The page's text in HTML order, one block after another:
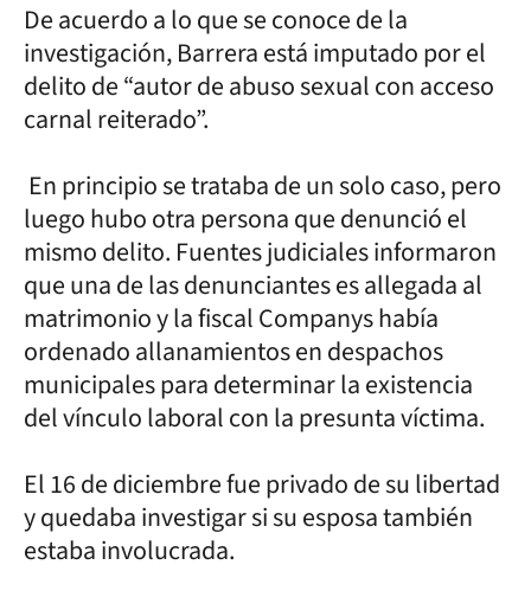
De acuerdo a lo que se conoce de la
investigación, Barrera está imputado por el
delito de “autor de abuso sexual con acceso
carnal reiterado”.
En principio se trataba de un solo caso, pero
luego hubo otra persona que denunció el
mismo delito. Fuentes judiciales informaron
que una de las denunciantes es allegada al
matrimonio y la fiscal Companys había
ordenado allanamientos en despachos
municipales para determinar la existencia
del vínculo laboral con la presunta víctima.
El 16 de diciembre fue privado de su libertad
y quedaba investigar si su esposa también
estaba involucrada.